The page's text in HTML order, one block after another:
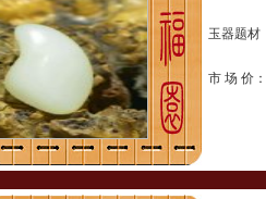
玉器题材
市 场 价：